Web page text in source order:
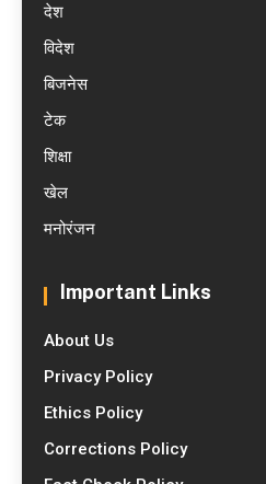
देश
विदेश
बिजनेस
टेक
शिक्षा
खेल
मनोरंजन
Important Links
About Us
Privacy Policy
Ethics Policy
Corrections Policy